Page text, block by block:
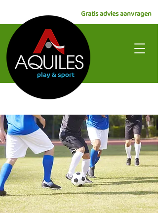
Gratis advies aanvragen